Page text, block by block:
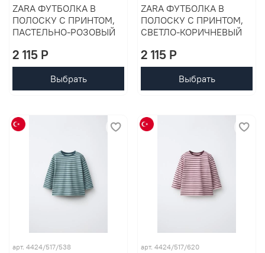
ZARA ФУТБОЛКА В
ПОЛОСКУ С ПРИНТОМ,
ПАСТЕЛЬНО-РОЗОВЫЙ
2 115 P
Выбрать
ZARA ФУТБОЛКА В
ПОЛОСКУ С ПРИНТОМ,
СВЕТЛО-КОРИЧНЕВЫЙ
2 115 P
Выбрать
арт. 4424/517/538 арт. 4424/517/620